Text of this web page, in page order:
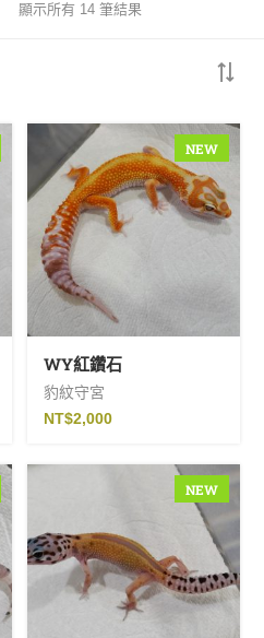
(26)
(14)
顯示所有 14 筆結果
NEW
WY紅鑽石
豹紋守宮
NT$2,000
NEW